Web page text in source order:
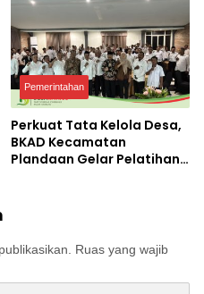
Pemerintahan
Perkuat Tata Kelola Desa,
BKAD Kecamatan
Plandaan Gelar Pelatihan
Ruas yang wajib